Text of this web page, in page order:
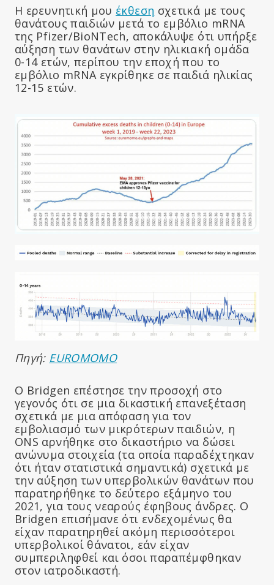
Η ερευνητική μου έκθεση σχετικά με τους
θανάτους παιδιών μετά το εμβόλιο mRNA
της Pfizer/BioNTech, αποκάλυψε ότι υπήρξε
αύξηση των θανάτων στην ηλικιακή ομάδα
0-14 ετών, περίπου την εποχή που το
εμβόλιο mRNA εγκρίθηκε σε παιδιά ηλικίας
12-15 ετών.
Πηγή: EUROMOMO
Ο Bridgen επέστησε την προσοχή στο
γεγονός ότι σε μια δικαστική επανεξέταση
σχετικά με μια απόφαση για τον
εμβολιασμό των μικρότερων παιδιών, η
ONS αρνήθηκε στο δικαστήριο να δώσει
ανώνυμα στοιχεία (τα οποία παραδέχτηκαν
ότι ήταν στατιστικά σημαντικά) σχετικά με
την αύξηση των υπερβολικών θανάτων που
παρατηρήθηκε το δεύτερο εξάμηνο του
2021, για τους νεαρούς έφηβους άνδρες. Ο
Bridgen επισήμανε ότι ενδεχομένως θα
είχαν παρατηρηθεί ακόμη περισσότεροι
υπερβολικοί θάνατοι, εάν είχαν
συμπεριληφθεί και όσοι παραπέμφθηκαν
στον ιατροδικαστή.